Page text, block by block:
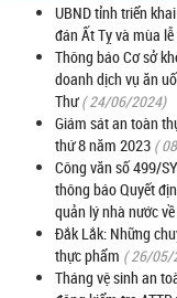
UBND tỉnh triển
đán Ất Tỵ và mùa
Thông báo Cơ sở
doanh dịch vụ ăn
Thư ( 24/06/2024)
Giám sát an toàn
thứ 8 năm 2023 (
Công văn số 499/
thông báo Quyết
quản lý nhà nước
Đắk Lắk: Những
thực phẩm ( 26/05/
Tháng vệ sinh an